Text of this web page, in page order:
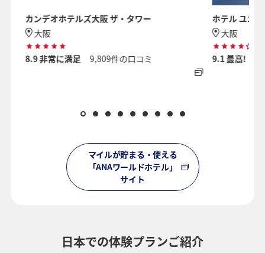
カンデオホテルズ大阪 ザ・タワー
大阪
8.9非常に満足 9,809件の口コミ
ホテル ユニ
大阪
9.1最高!
マイルが貯まる・使える
「ANAワールドホテル」
サイト
日本での体験プランご紹介